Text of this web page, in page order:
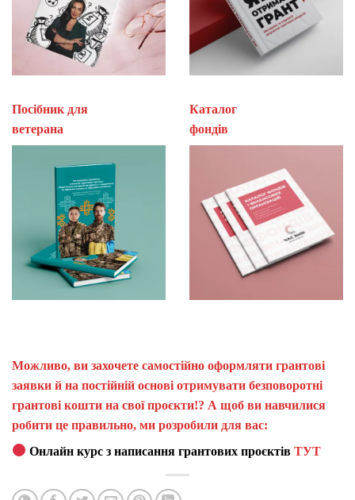
Посібник для
ветерана
Каталог
Можливо, ви захочете самостійно оформляти грантові
заявки й на постійній основі отримувати безповоротні
грантові кошти на свої проєкти!? А щоб ви навчилися
робити це правильно, ми розробили для вас:
Онлайн курс з написання грантових проєктівТУТ